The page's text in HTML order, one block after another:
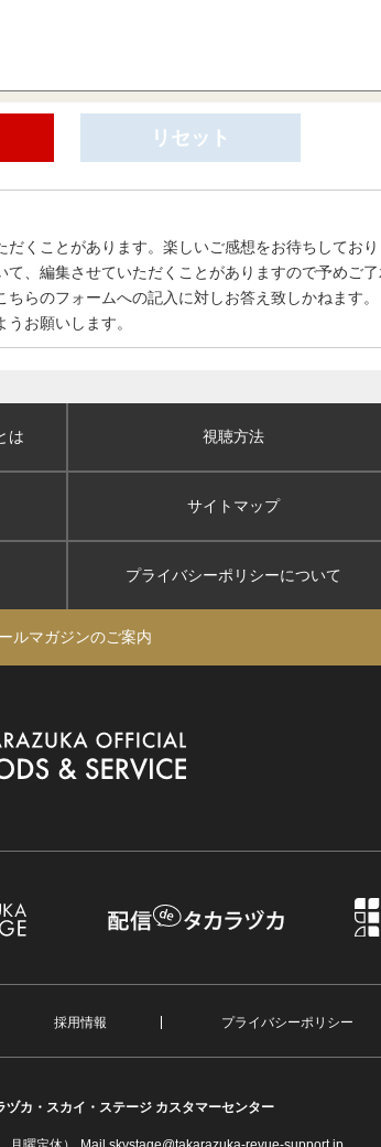
くことがあります。楽しいご感想をお待ちしてお
、編集させていただくことがありますので予めご了
らのフォームへの記入に対しお答え致しかねます
お願いします。
は 視聴方法
サイトマップ
プライバシーポリシーについて
ルマガジンのご案内
採用情報 プライバシーポリシー
ヅカ・スカイ・ステージ カスタマーセンター